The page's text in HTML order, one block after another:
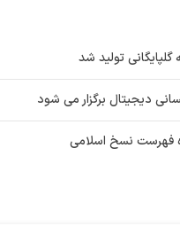
گلپایگانی تولید شد
دیجیتال برگزار می شود
فهرست نسخ اسلامی